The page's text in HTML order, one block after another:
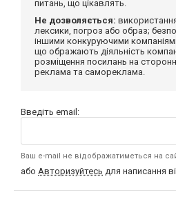
питань, що цікавлять.
Не дозволяється:
лексики, погроз або образ;
іншими конкуруючими
що ображають діяльність
розміщення посилань на
реклама та самореклама.
Введіть email:
Ваш e-mail не відображатиметься на
або Авторизуйтесь для написання